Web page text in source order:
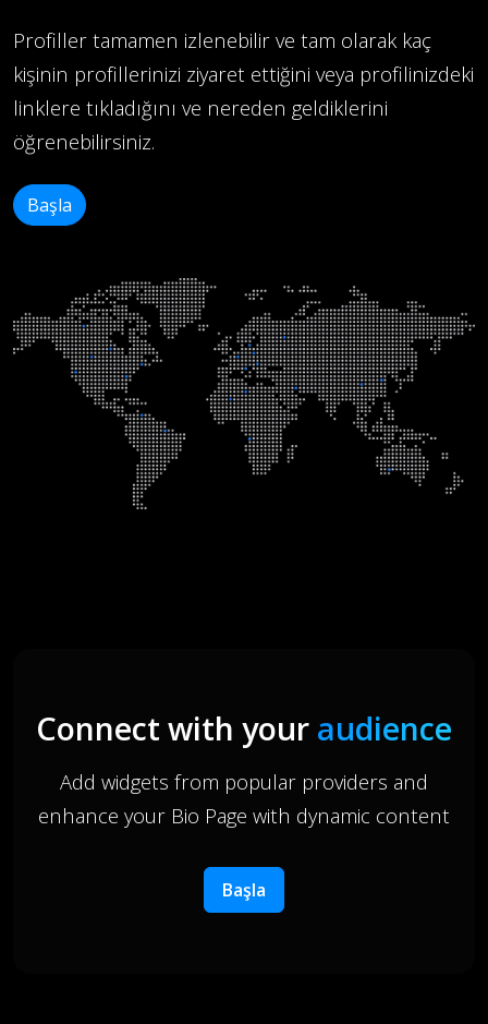
Profiller tamamen izlenebilir ve tam olarak kaç
kişinin profillerinizi ziyaret ettiğini veya profilinizdeki
linklere tıkladığını ve nereden geldiklerini
öğrenebilirsiniz.
Başla
Connect with your audience
Add widgets from popular providers and
enhance your Bio Page with dynamic content
Başla